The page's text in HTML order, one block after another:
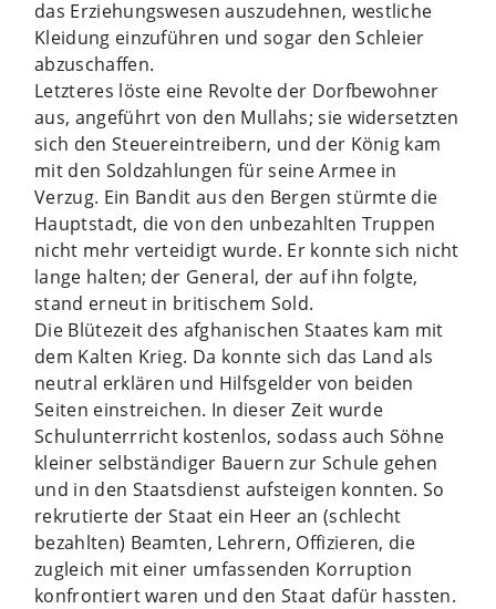
das Erziehungswesen auszudehnen, westliche
Kleidung einzuführen und sogar den Schleier
abzuschaffen.
Letzteres löste eine Revolte der Dorfbewohner
aus, angeführt von den Mullahs; sie widersetzten
sich den Steuereintreibern, und der König kam
mit den Soldzahlungen für seine Armee in
Verzug. Ein Bandit aus den Bergen stürmte die
Hauptstadt, die von den unbezahlten Truppen
nicht mehr verteidigt wurde. Er konnte sich nicht
lange halten; der General, der auf ihn folgte,
stand erneut in britischem Sold.
Die Blütezeit des afghanischen Staates kam mit
dem Kalten Krieg. Da konnte sich das Land als
neutral erklären und Hilfsgelder von beiden
Seiten einstreichen. In dieser Zeit wurde
Schulunterrricht kostenlos, sodass auch Söhne
kleiner selbständiger Bauern zur Schule gehen
und in den Staatsdienst aufsteigen konnten. So
rekrutierte der Staat ein Heer an (schlecht
bezahlten) Beamten, Lehrern, Offizieren, die
zugleich mit einer umfassenden Korruption
konfrontiert waren und den Staat dafür hassten.